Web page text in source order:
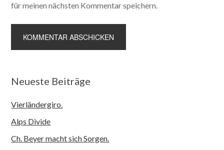
für meinen nächsten Kommentar speichern.
Neueste Beiträge
Vierländergiro.
Alps Divide
Ch. Beyer macht sich Sorgen.